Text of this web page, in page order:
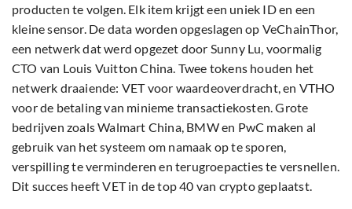
producten te volgen. Elk item krijgt een uniek ID en een
kleine sensor. De data worden opgeslagen op VeChainThor,
een netwerk dat werd opgezet door Sunny Lu, voormalig
CTO van Louis Vuitton China. Twee tokens houden het
netwerk draaiende: VET voor waardeoverdracht, en VTHO
voor de betaling van minieme transactiekosten. Grote
bedrijven zoals Walmart China, BMW en PwC maken al
gebruik van het systeem om namaak op te sporen,
verspilling te verminderen en terugroepacties te versnellen.
Dit succes heeft VET in de top 40 van crypto geplaatst.